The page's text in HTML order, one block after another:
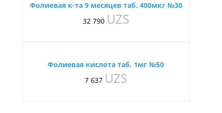
Фолиевая к-та 9 месяцев таб. 400мкг №30
32 790 UZS
Фолиевая кислота таб. 1мг №50
7 637 UZS